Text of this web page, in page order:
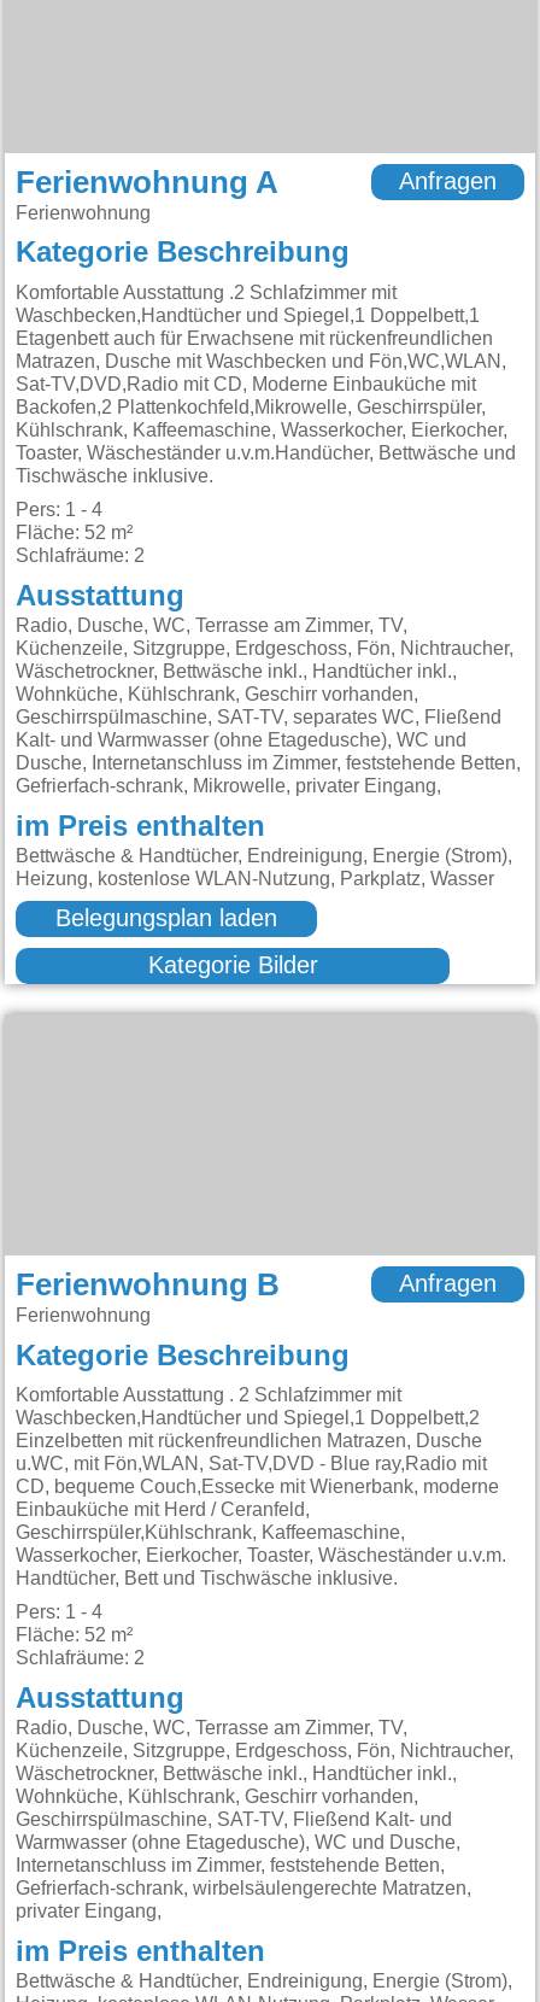
Ferienwohnung A
Ferienwohnung
Anfragen
Kategorie Beschreibung
Komfortable Ausstattung .2 Schlafzimmer mit
Waschbecken,Handtücher und Spiegel,1 Doppelbett,1
Etagenbett auch für Erwachsene mit rückenfreundlichen
Matrazen, Dusche mit Waschbecken und Fön,WC,WLAN,
Sat-TV,DVD,Radio mit CD, Moderne Einbauküche mit
Backofen,2 Plattenkochfeld,Mikrowelle, Geschirrspüler,
Kühlschrank, Kaffeemaschine, Wasserkocher, Eierkocher,
Toaster, Wäscheständer u.v.m.Handücher, Bettwäsche und
Tischwäsche inklusive.
Pers: 1 - 4
Fläche: 52 m²
Schlafräume: 2
Ausstattung
Radio, Dusche, WC, Terrasse am Zimmer, TV,
Küchenzeile, Sitzgruppe, Erdgeschoss, Fön, Nichtraucher,
Wäschetrockner, Bettwäsche inkl., Handtücher inkl.,
Wohnküche, Kühlschrank, Geschirr vorhanden,
Geschirrspülmaschine, SAT-TV, separates WC, Fließend
Kalt- und Warmwasser (ohne Etagedusche), WC und
Dusche, Internetanschluss im Zimmer, feststehende Betten,
Gefrierfach-schrank, Mikrowelle, privater Eingang,
im Preis enthalten
Bettwäsche & Handtücher, Endreinigung, Energie (Strom),
Heizung, kostenlose WLAN-Nutzung, Parkplatz, Wasser
Belegungsplan laden
Kategorie Bilder
Ferienwohnung B
Ferienwohnung
Anfragen
Kategorie Beschreibung
Komfortable Ausstattung . 2 Schlafzimmer mit
Waschbecken,Handtücher und Spiegel,1 Doppelbett,2
Einzelbetten mit rückenfreundlichen Matrazen, Dusche
u.WC, mit Fön,WLAN, Sat-TV,DVD - Blue ray,Radio mit
CD, bequeme Couch,Essecke mit Wienerbank, moderne
Einbauküche mit Herd / Ceranfeld,
Geschirrspüler,Kühlschrank, Kaffeemaschine,
Wasserkocher, Eierkocher, Toaster, Wäscheständer u.v.m.
Handtücher, Bett und Tischwäsche inklusive.
Pers: 1 - 4
Fläche: 52 m²
Schlafräume: 2
Ausstattung
Radio, Dusche, WC, Terrasse am Zimmer, TV,
Küchenzeile, Sitzgruppe, Erdgeschoss, Fön, Nichtraucher,
Wäschetrockner, Bettwäsche inkl., Handtücher inkl.,
Wohnküche, Kühlschrank, Geschirr vorhanden,
Geschirrspülmaschine, SAT-TV, Fließend Kalt- und
Warmwasser (ohne Etagedusche), WC und Dusche,
Internetanschluss im Zimmer, feststehende Betten,
Gefrierfach-schrank, wirbelsäulengerechte Matratzen,
privater Eingang,
im Preis enthalten
Bettwäsche & Handtücher, Endreinigung, Energie (Strom),